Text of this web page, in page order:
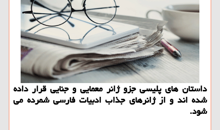
داستان های پلیسی جزو ژانر معمایی و جنایی قرار داده
شده اند و از ژانرهای جذاب ادبیات فارسی شمرده می
شود.